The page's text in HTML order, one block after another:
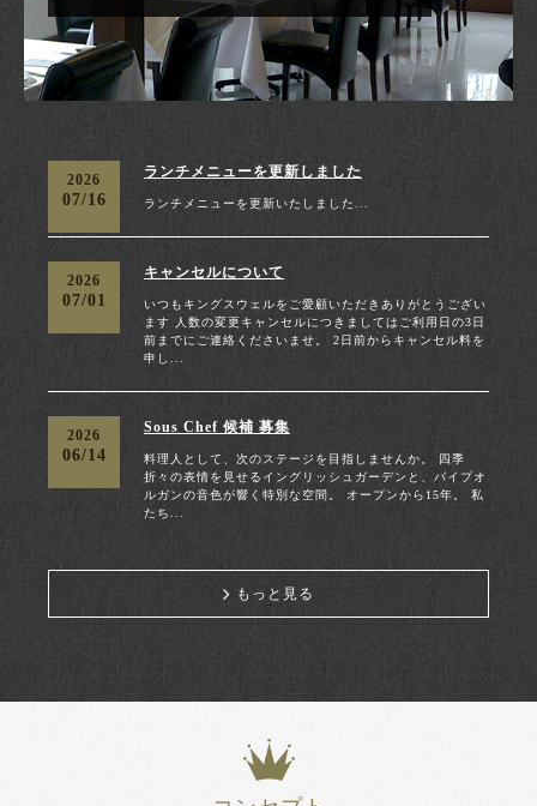
2026
07/16
ランチメニューを更新しました
ランチメニューを更新いたしました...
2026
07/01
キャンセルについて
いつもキングスウェルをご愛顧いただきありがとうござい
ます 人数の変更キャンセルにつきましてはご利用日の3日
前までにご連絡くださいませ。 2日前からキャンセル料を
申し...
2026
06/14
Sous Chef 候補 募集
料理人として、次のステージを目指しませんか。 四季
折々の表情を見せるイングリッシュガーデンと、パイプオ
ルガンの音色が響く特別な空間。 オープンから15年。 私
たち...
もっと見る